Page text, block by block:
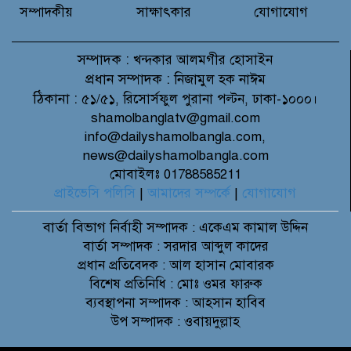
সম্পাদকীয়
সাক্ষাৎকার
যোগাযোগ
সম্পাদক : খন্দকার আলমগীর হোসাইন
প্রধান সম্পাদক : নিজামুল হক নাঈম
ঠিকানা : ৫১/৫১, রিসোর্সফুল পুরানা পল্টন, ঢাকা-১০০০।
shamolbanglatv@gmail.com
info@dailyshamolbangla.com,
news@dailyshamolbangla.com
মোবাইলঃ 01788585211
প্রাইভেসি পলিসি | আমাদের সম্পর্কে | যোগাযোগ
বার্তা বিভাগনির্বাহী সম্পাদক : একেএম কামাল উদ্দিন
বার্তা সম্পাদক : সরদার আব্দুল কাদের
প্রধান প্রতিবেদক : আল হাসান মোবারক
বিশেষ প্রতিনিধি : মোঃ ওমর ফারুক
ব্যবস্থাপনা সম্পাদক : আহসান হাবিব
উপ সম্পাদক : ওবায়দুল্লাহ